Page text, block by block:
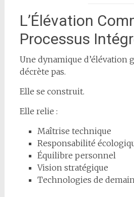
L’Élévation
Processus
Une dynamique d’élévation
décrète pas.
Elle se construit.
Elle relie :
Maîtrise technique
Responsabilité
Équilibre personnel
Vision stratégique
Technologies de demain